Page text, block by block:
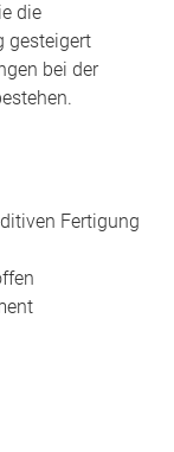
die
gesteigert
bei der
Fertigung